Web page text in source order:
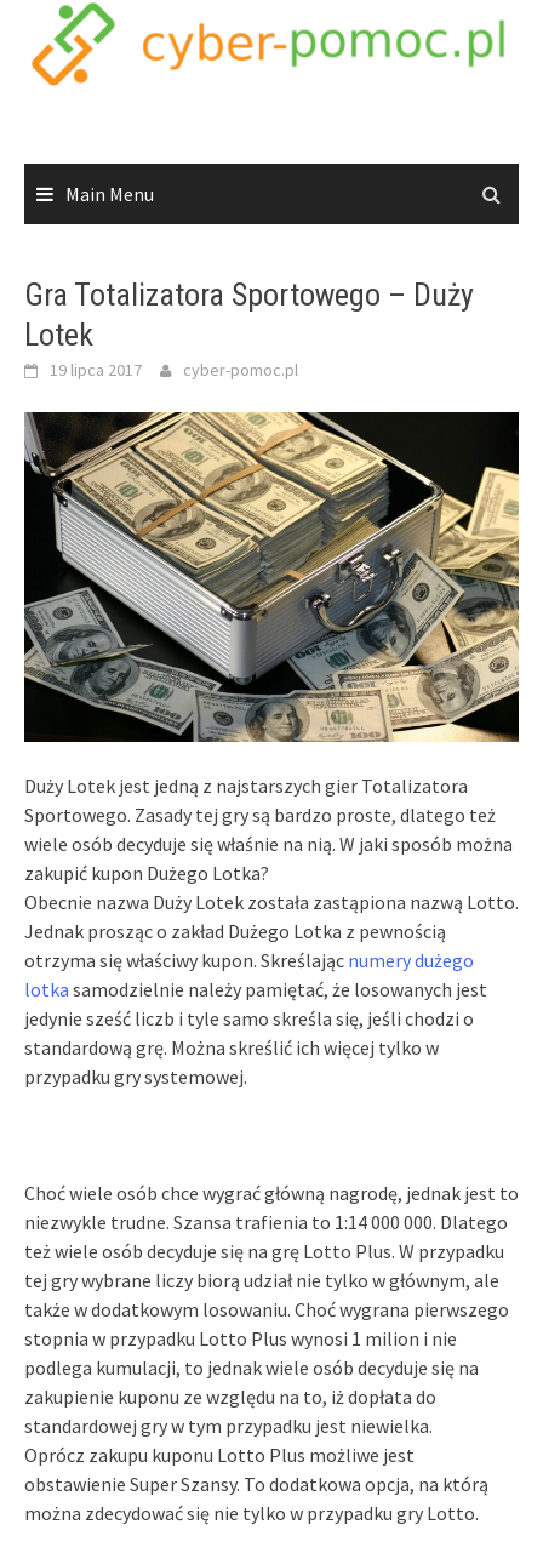
content
Main Menu
Gra Totalizatora Sportowego – Duży
Lotek
19 lipca 2017 cyber-pomoc.pl
Duży Lotek jest jedną z najstarszych gier Totalizatora
Sportowego. Zasady tej gry są bardzo proste, dlatego też
wiele osób decyduje się właśnie na nią. W jaki sposób można
zakupić kupon Dużego Lotka?
Obecnie nazwa Duży Lotek została zastąpiona nazwą Lotto.
Jednak prosząc o zakład Dużego Lotka z pewnością
otrzyma się właściwy kupon. Skreślając numery dużego
lotka samodzielnie należy pamiętać, że losowanych jest
jedynie sześć liczb i tyle samo skreśla się, jeśli chodzi o
standardową grę. Można skreślić ich więcej tylko w
przypadku gry systemowej.
Choć wiele osób chce wygrać główną nagrodę, jednak jest to
niezwykle trudne. Szansa trafienia to 1:14 000 000. Dlatego
też wiele osób decyduje się na grę Lotto Plus. W przypadku
tej gry wybrane liczy biorą udział nie tylko w głównym, ale
także w dodatkowym losowaniu. Choć wygrana pierwszego
stopnia w przypadku Lotto Plus wynosi 1 milion i nie
podlega kumulacji, to jednak wiele osób decyduje się na
zakupienie kuponu ze względu na to, iż dopłata do
standardowej gry w tym przypadku jest niewielka.
Oprócz zakupu kuponu Lotto Plus możliwe jest
obstawienie Super Szansy. To dodatkowa opcja, na którą
można zdecydować się nie tylko w przypadku gry Lotto.